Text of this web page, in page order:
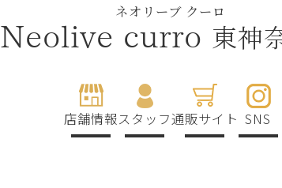
ネオリーブ クーロ
Neolive curro 東神
店舗情報スタッフ通販サイト SNS